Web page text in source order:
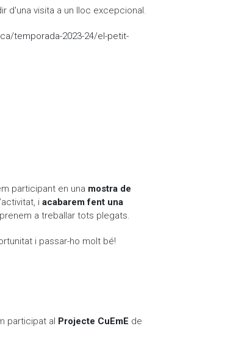
d'una visita a un lloc excepcional.
temporada-2023-24/el-petit-
participant en una mostra de
i acabarem fent una
a treballar tots plegats.
i passar-ho molt bé!
participat al Projecte CuEmE de